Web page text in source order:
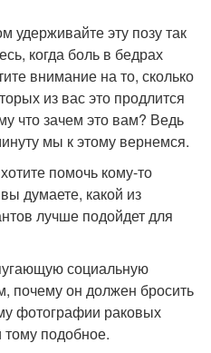
удерживайте эту позу так
когда боль в бедрах
внимание на то, сколько
из вас это продлится
что зачем это вам? Ведь
мы к этому вернемся.
помочь кому-то
думаете, какой из
лучше подойдет для
социальную
почему он должен бросить
фотографии раковых
тому подобное.